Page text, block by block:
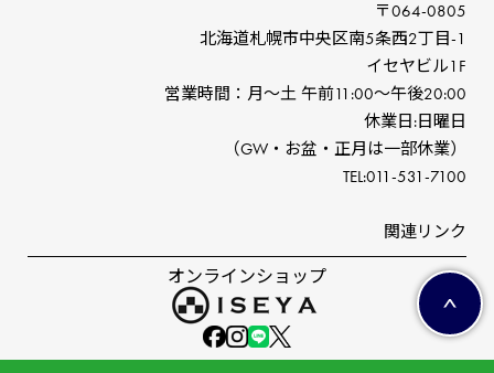
〒064-0805
北海道札幌市中央区南5条⻄2丁⽬-1
イセヤビル1F
営業時間：⽉〜⼟ 午前11:00〜午後20:00
休業⽇:⽇曜⽇
（GW‧お盆‧正⽉は⼀部休業）
TEL:011-531-7100
関連リンク
オンラインショップ